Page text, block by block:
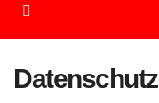
Datenschutz